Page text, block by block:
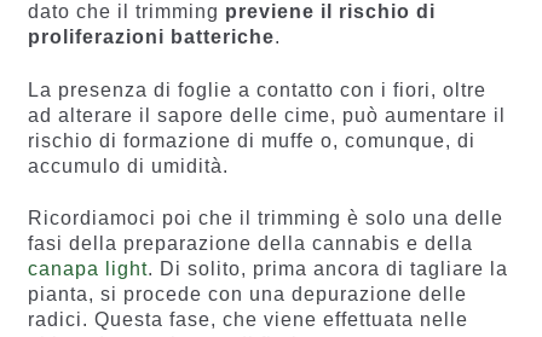
dato che il trimming previene il rischio di
proliferazioni batteriche.
La presenza di foglie a contatto con i fiori, oltre
ad alterare il sapore delle cime, può aumentare il
rischio di formazione di muffe o, comunque, di
accumulo di umidità.
Ricordiamoci poi che il trimming è solo una delle
fasi della preparazione della cannabis e della
canapa light. Di solito, prima ancora di tagliare la
pianta, si procede con una depurazione delle
radici. Questa fase, che viene effettuata nelle